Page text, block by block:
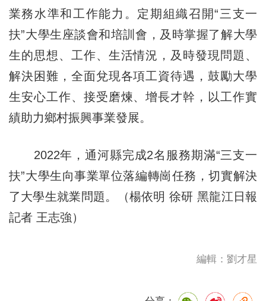
業務水準和工作能力。定期組織召開“三支一
扶”大學生座談會和培訓會，及時掌握了解大學
生的思想、工作、生活情況，及時發現問題、
解決困難，全面兌現各項工資待遇，鼓勵大學
生安心工作、接受磨煉、增長才幹，以工作實
績助力鄉村振興事業發展。
2022年，通河縣完成2名服務期滿“三支一
扶”大學生向事業單位落編轉崗任務，切實解決
了大學生就業問題。（楊依明 徐研 黑龍江日報
記者 王志強）
編輯：劉才星